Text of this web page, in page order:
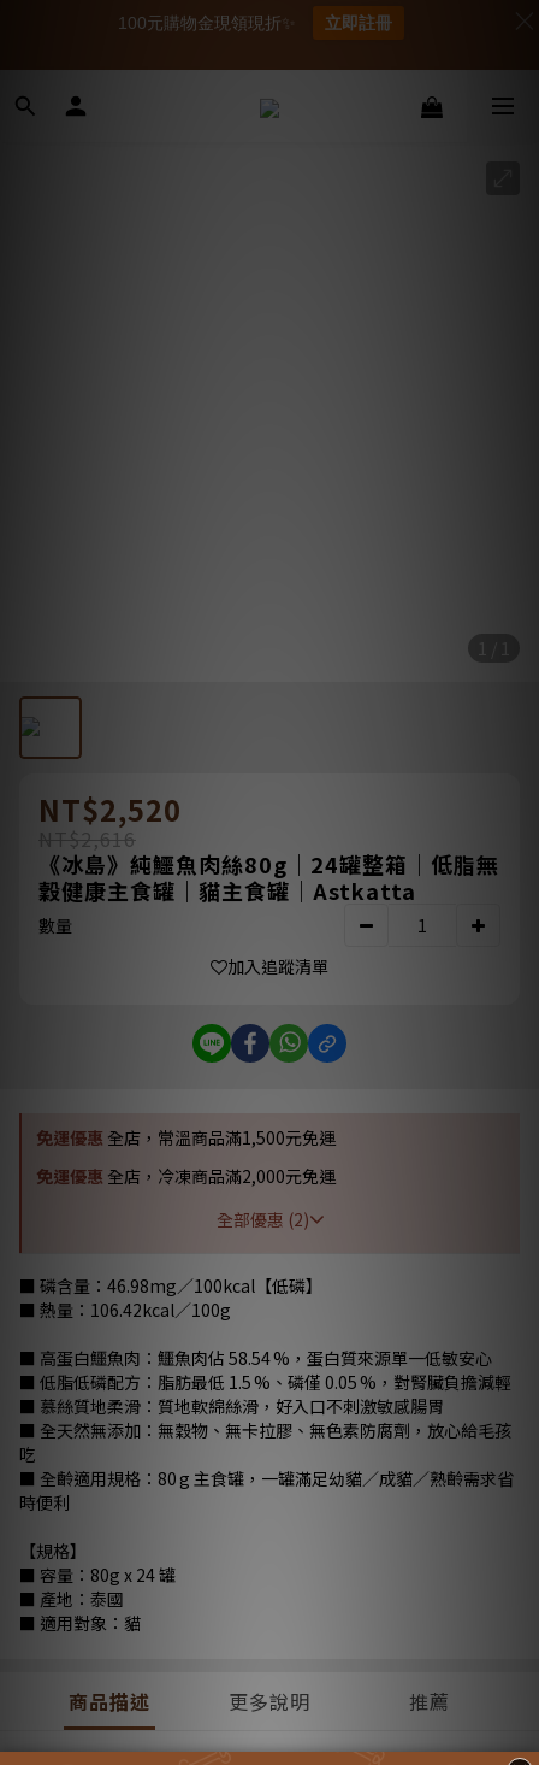
NT$2,520
NT$2,616
《冰島》純鱷魚肉絲80g｜24罐整箱｜低脂無
穀健康主食罐｜貓主食罐｜Astkatta
數量
加入追蹤清單
免運優惠 全店，常溫商品滿1,500元免運
免運優惠 全店，冷凍商品滿2,000元免運
全部優惠 (2)
■ 磷含量：46.98mg／100kcal【低磷】
■ 熱量：106.42kcal／100g
■ 高蛋白鱷魚肉：鱷魚肉佔 58.54 %，蛋白質來源單一低敏安心
■ 低脂低磷配方：脂肪最低 1.5 %、磷僅 0.05 %，對腎臟負擔減輕
■ 慕絲質地柔滑：質地軟綿絲滑，好入口不刺激敏感腸胃
■ 全天然無添加：無穀物、無卡拉膠、無色素防腐劑，放心給毛孩
吃
■ 全齡適用規格：80 g 主食罐，一罐滿足幼貓／成貓／熟齡需求省
時便利
【規格】
■ 容量：80g x 24 罐
■ 產地：泰國
■ 適用對象：貓
商品描述 更多說明 推薦
100元購物金現領現折✨ 立即註冊